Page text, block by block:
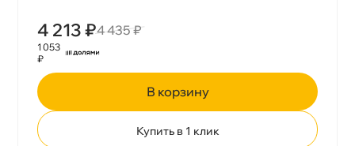
4 213 ₽4 435 ₽
1 053
₽
корзину
Купить в 1 клик